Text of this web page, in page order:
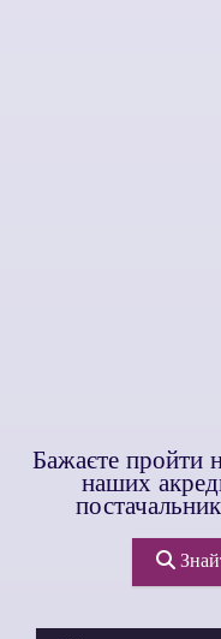
Бажаєте пройти
наших